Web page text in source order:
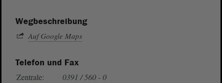
Wegbeschreibung
Auf Google Maps
Telefon und Fax
Zentrale:
0391 / 560 - 0